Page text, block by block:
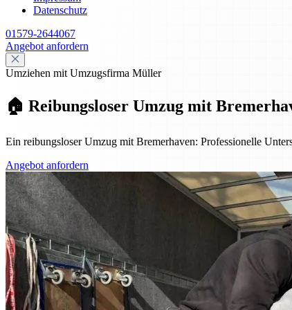
Datenschutz
01579-2644067
Angebot anfordern
Umziehen mit Umzugsfirma Müller
🏠 Reibungsloser Umzug mit
Ein reibungsloser Umzug mit Bremerhaven: Professionelle
Angebot anfordern